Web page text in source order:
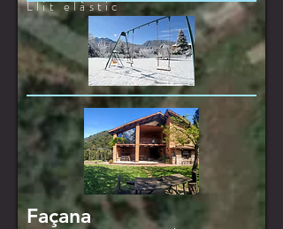
Llit elàstic
Façana